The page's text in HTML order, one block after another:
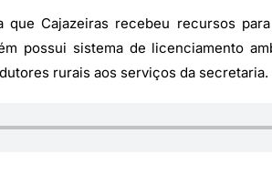
que Cajazeiras recebeu recursos
possui sistema de licenciamento
rurais aos serviços da secretaria.